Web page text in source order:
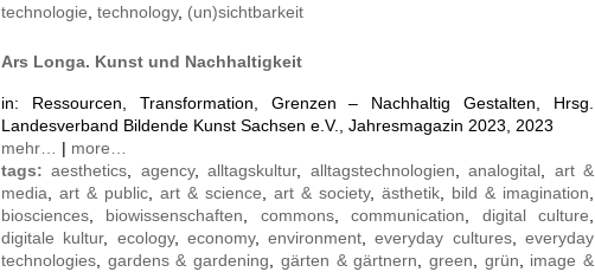
technologie, technology, (un)sichtbarkeit
Ars Longa. Kunst und Nachhaltigkeit
in: Ressourcen, Transformation, Grenzen – Nachhaltig Gestalten, Hrsg.
Landesverband Bildende Kunst Sachsen e.V., Jahresmagazin 2023, 2023
mehr… | more…
tags:aesthetics, agency,alltagskultur, alltagstechnologien,analogital, art &
media, art & public, art & science, art & society, ästhetik, bild & imagination,
biosciences, biowissenschaften, commons,communication, digital culture,
digitale kultur, ecology, economy,environment,everyday cultures,everyday
technologies, gardens & gardening, gärten & gärtnern, green, grün, image &